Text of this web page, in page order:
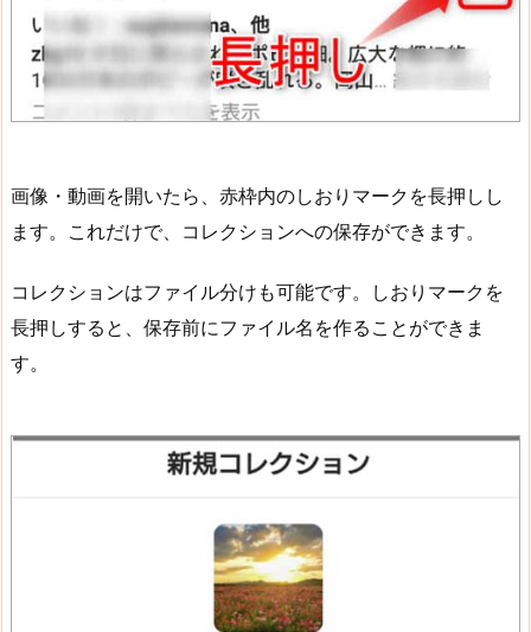
画像・動画を開いたら、赤枠内のしおりマークを長押しし
ます。これだけで、コレクションへの保存ができます。
コレクションはファイル分けも可能です。しおりマークを
長押しすると、保存前にファイル名を作ることができま
す。